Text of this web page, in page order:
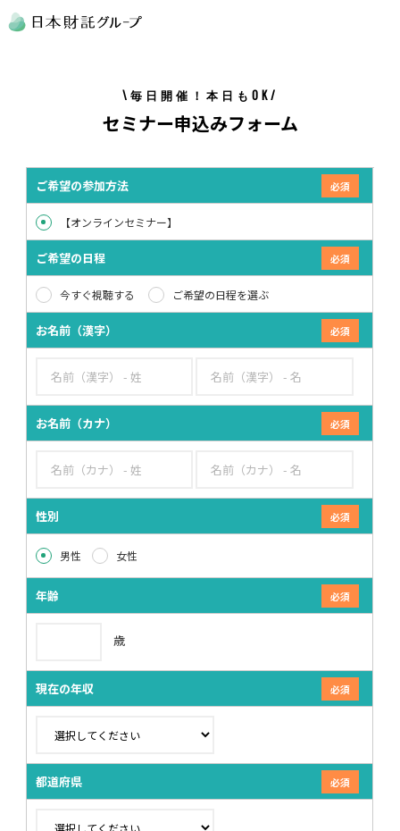
\毎日開催！本日もOK/
セミナー申込みフォーム
ご希望の参加方法
【オンラインセミナー】
ご希望の日程
今すぐ視聴する ご希望の日程を選ぶ
お名前（漢字）
お名前（カナ）
性別
男性 女性
年齢
歳
現在の年収
都道府県